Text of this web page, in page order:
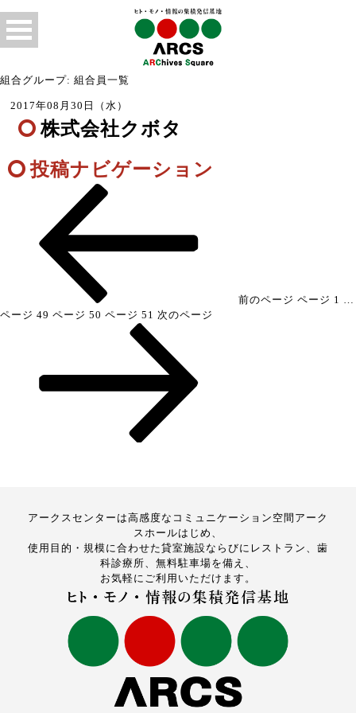
組合グループ: 組合員一覧
2017年08月30日（水）
株式会社クボタ
投稿ナビゲーション
前のページ ページ 1 …
ページ 49 ページ 50 ページ 51 次のページ
アークスセンターは高感度なコミュニケーション空間アーク
スホールはじめ、
使用目的・規模に合わせた貸室施設ならびにレストラン、歯
科診療所、無料駐車場を備え、
お気軽にご利用いただけます。